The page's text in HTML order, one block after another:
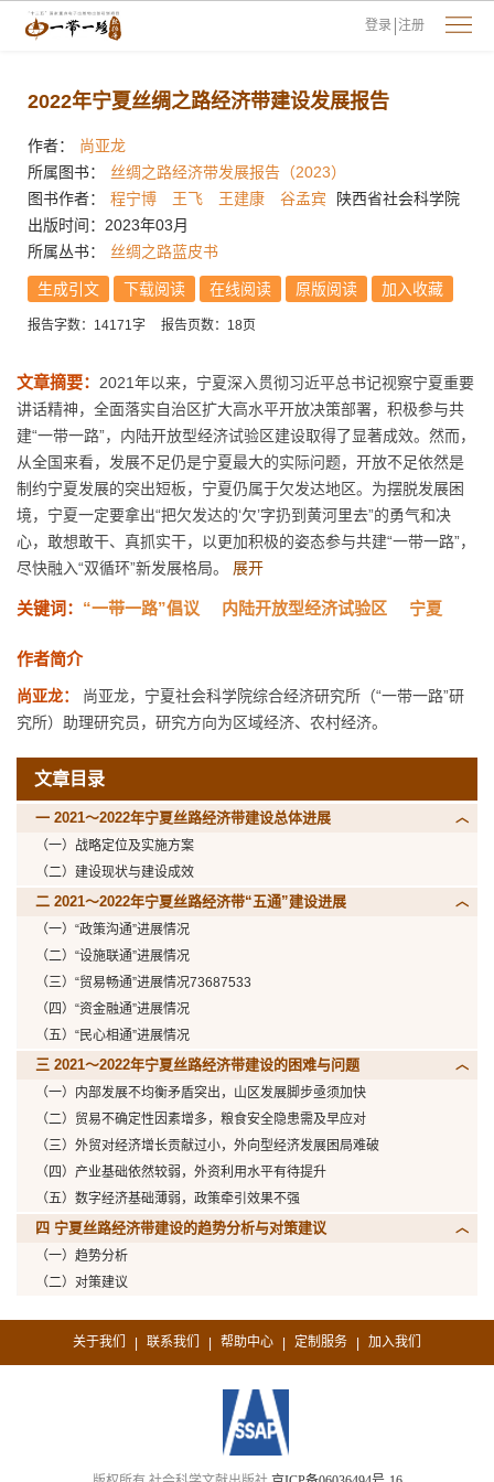
登录 注册
2022年宁夏丝绸之路经济带建设发展报告
作者：
尚亚龙
所属图书：
丝绸之路经济带发展报告（2023）
图书作者：
程宁博 王飞 王建康 谷孟宾
陕西省社会科学院
出版时间：2023年03月
所属丛书：
丝绸之路蓝皮书
生成引文 下载阅读 在线阅读 原版阅读 加入收藏
报告字数：14171字 报告页数：18页
文章摘要： 2021年以来，宁夏深入贯彻习近平总书记视察宁夏重要
讲话精神，全面落实自治区扩大高水平开放决策部署，积极参与共
建“一带一路”，内陆开放型经济试验区建设取得了显著成效。然而，
从全国来看，发展不足仍是宁夏最大的实际问题，开放不足依然是
制约宁夏发展的突出短板，宁夏仍属于欠发达地区。为摆脱发展困
境，宁夏一定要拿出“把欠发达的‘欠’字扔到黄河里去”的勇气和决
心，敢想敢干、真抓实干，以更加积极的姿态参与共建“一带一路”，
尽快融入“双循环”新发展格局。 展开
关键词： “一带一路”倡议 内陆开放型经济试验区 宁夏
作者简介
尚亚龙：
尚亚龙，宁夏社会科学院综合经济研究所（“一带一路”研
究所）助理研究员，研究方向为区域经济、农村经济。
文章目录
一 2021～2022年宁夏丝路经济带建设总体进展
（一）战略定位及实施方案
（二）建设现状与建设成效
二 2021～2022年宁夏丝路经济带“五通”建设进展
（一）“政策沟通”进展情况
（二）“设施联通”进展情况
（三）“贸易畅通”进展情况73687533
（四）“资金融通”进展情况
（五）“民心相通”进展情况
三 2021～2022年宁夏丝路经济带建设的困难与问题
（一）内部发展不均衡矛盾突出，山区发展脚步亟须加快
（二）贸易不确定性因素增多，粮食安全隐患需及早应对
（三）外贸对经济增长贡献过小，外向型经济发展困局难破
（四）产业基础依然较弱，外资利用水平有待提升
（五）数字经济基础薄弱，政策牵引效果不强
四 宁夏丝路经济带建设的趋势分析与对策建议
（一）趋势分析
（二）对策建议
关于我们 | 联系我们 | 帮助中心 | 定制服务 | 加入我们